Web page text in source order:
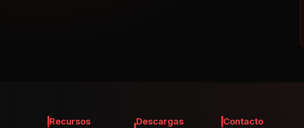
Recursos
Descargas
Contacto